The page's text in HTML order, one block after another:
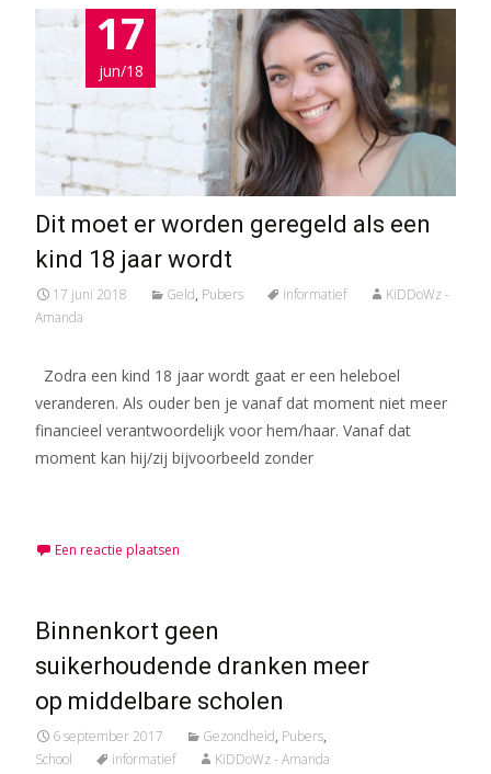
17
jun/18
Dit moet er worden geregeld als een
kind 18 jaar wordt
17 juni 2018 Geld, Pubers informatief
KiDDoWz -
Amanda
Zodra een kind 18 jaar wordt gaat er een heleboel
veranderen. Als ouder ben je vanaf dat moment niet meer
financieel verantwoordelijk voor hem/haar. Vanaf dat
moment kan hij/zij bijvoorbeeld zonder
Een reactie plaatsen
Binnenkort geen
suikerhoudende dranken meer
op middelbare scholen
6 september 2017 Gezondheid, Pubers,
School
informatief KiDDoWz - Amanda